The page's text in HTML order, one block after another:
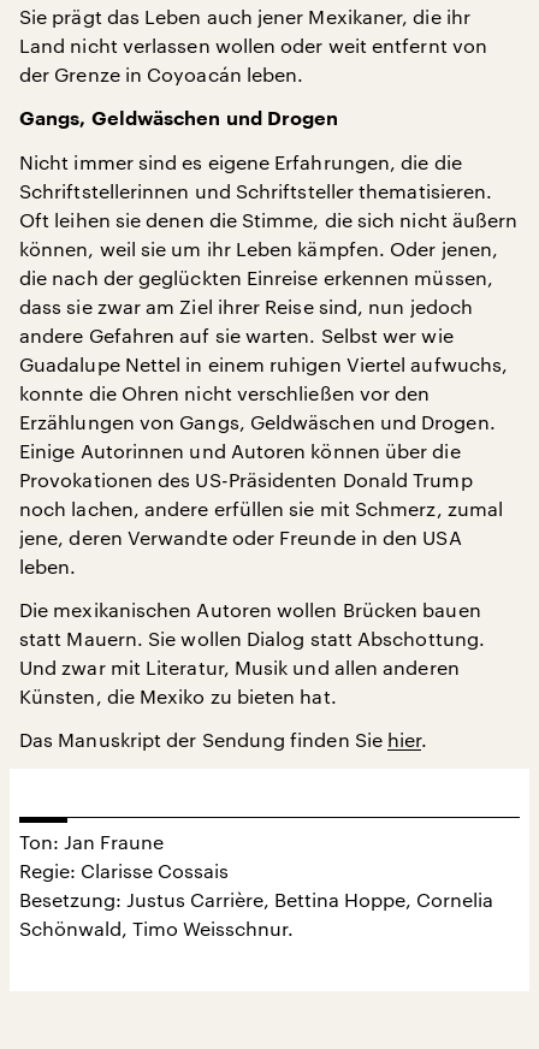
Sie prägt das Leben auch jener Mexikaner, die ihr
Land nicht verlassen wollen oder weit entfernt von
der Grenze in Coyoacán leben.
Gangs, Geldwäschen und Drogen
Nicht immer sind es eigene Erfahrungen, die die
Schriftstellerinnen und Schriftsteller thematisieren.
Oft leihen sie denen die Stimme, die sich nicht äußern
können, weil sie um ihr Leben kämpfen. Oder jenen,
die nach der geglückten Einreise erkennen müssen,
dass sie zwar am Ziel ihrer Reise sind, nun jedoch
andere Gefahren auf sie warten. Selbst wer wie
Guadalupe Nettel in einem ruhigen Viertel aufwuchs,
konnte die Ohren nicht verschließen vor den
Erzählungen von Gangs, Geldwäschen und Drogen.
Einige Autorinnen und Autoren können über die
Provokationen des US-Präsidenten Donald Trump
noch lachen, andere erfüllen sie mit Schmerz, zumal
jene, deren Verwandte oder Freunde in den USA
leben.
Die mexikanischen Autoren wollen Brücken bauen
statt Mauern. Sie wollen Dialog statt Abschottung.
Und zwar mit Literatur, Musik und allen anderen
Künsten, die Mexiko zu bieten hat.
Das Manuskript der Sendung finden Sie hier.
Ton: Jan Fraune
Regie: Clarisse Cossais
Besetzung: Justus Carrière, Bettina Hoppe, Cornelia
Schönwald, Timo Weisschnur.